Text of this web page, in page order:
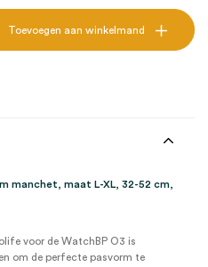
Toevoegen aan winkelmand
manchet, maat L-XL, 32-52 cm,
voor de WatchBP O3 is
om de perfecte pasvorm te